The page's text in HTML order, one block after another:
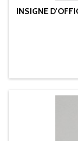
INSIGNE